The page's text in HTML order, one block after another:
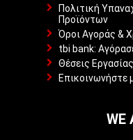
Πολιτική
Προϊόντων
Όροι Αγοράς &
tbi bank:
Θέσεις Εργασίας
Επικοινωνήστε
WE